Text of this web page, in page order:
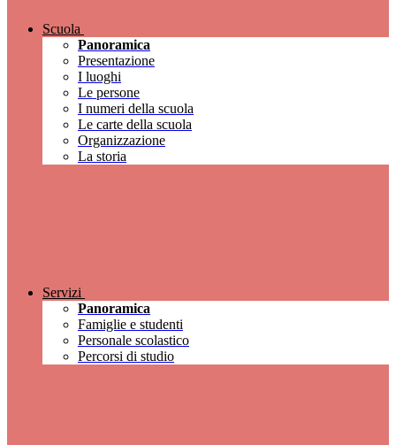
Scuola
Panoramica
Presentazione
I luoghi
Le persone
I numeri della scuola
Le carte della scuola
Organizzazione
La storia
Servizi
Panoramica
Famiglie e studenti
Personale scolastico
Percorsi di studio